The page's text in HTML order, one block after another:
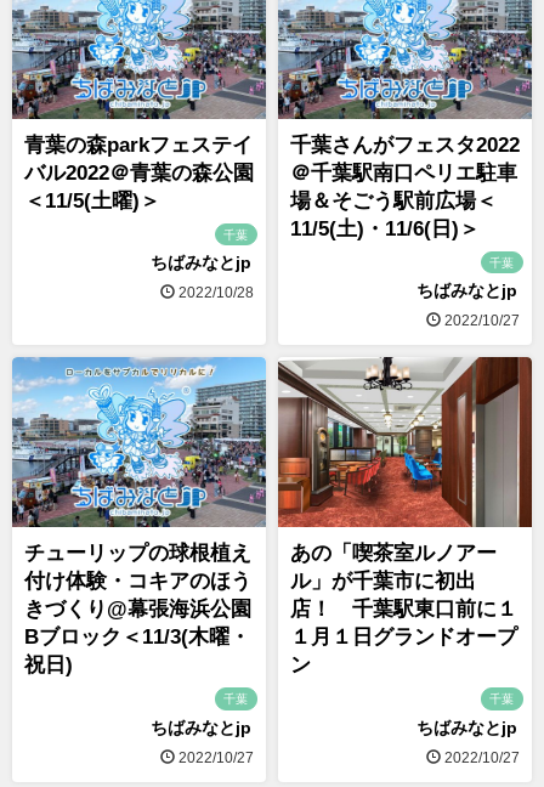
青葉の森parkフェステイ
バル2022＠青葉の森公園
＜11/5(土曜)＞
千葉
ちばみなとjp
2022/10/28
千葉さんがフェスタ2022
＠千葉駅南口ペリエ駐車
場＆そごう駅前広場＜
11/5(土)・11/6(日)＞
千葉
ちばみなとjp
2022/10/27
チューリップの球根植え
付け体験・コキアのほう
きづくり@幕張海浜公園
Bブロック＜11/3(木曜・
祝日)
千葉
ちばみなとjp
2022/10/27
あの「喫茶室ルノアー
ル」が千葉市に初出
店！ 千葉駅東口前に１
１月１日グランドオープ
ン
千葉
ちばみなとjp
2022/10/27